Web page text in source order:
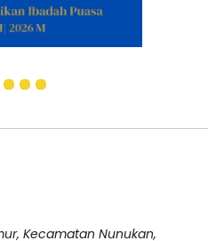
Kecamatan Nunukan,